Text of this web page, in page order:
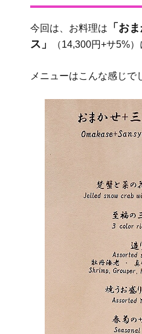
今回は、お料理は
「お
ス」
（14,300円+サ5%）
メニューはこんな感じで